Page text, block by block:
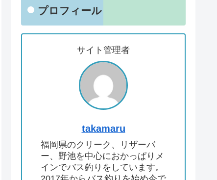
プロフィール
サイト管理者
takamaru
福岡県のクリーク、リザーバ
ー、野池を中心におかっぱりメ
インでバス釣りをしています。